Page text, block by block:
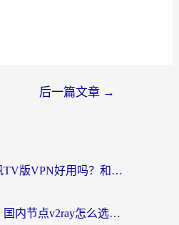
后一篇文章 →
海外党必看：快帆TV版VPN好用吗？和快游VPN对比哪个回国效果更好？附实用避坑指南
海外党无忧指南：国内节点v2ray怎么选？一键回国VPN+多场景实测帮你避坑